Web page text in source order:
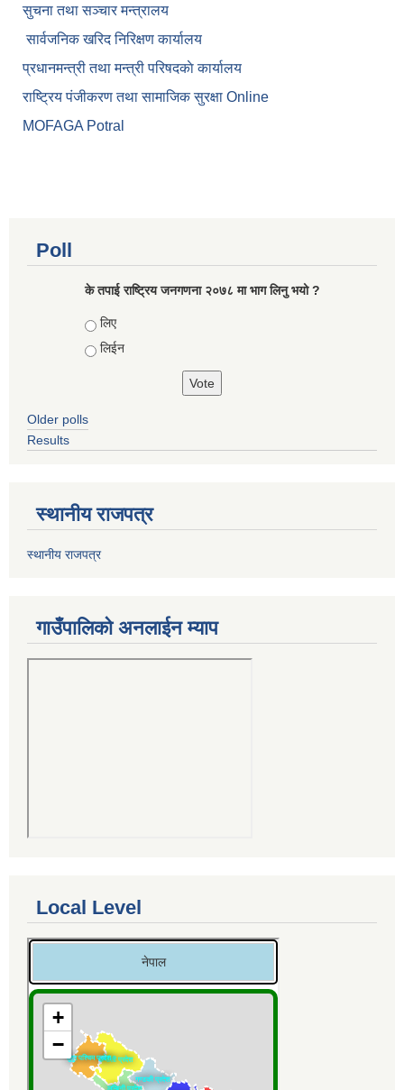
सुचना तथा सञ्चार मन्त्रालय
सार्वजनिक खरिद निरिक्षण कार्यालय
प्रधानमन्त्री तथा मन्त्री परिषदकाे कार्यालय
राष्ट्रिय पंजीकरण तथा सामाजिक सुरक्षा Online
MOFAGA Potral
Poll
के तपाई राष्ट्रिय जनगणना २०७८ मा भाग लिनु भयो ?
Choices
लिए
लिईन
Older polls
Results
स्थानीय राजपत्र
स्थानीय राजपत्र
गाउँपालिको अनलाईन म्याप
Local Level